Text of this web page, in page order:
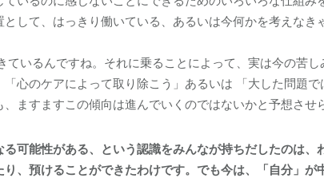
して、はっきり働いている、あるいは今何かを考えなき
いるんですね。それに乗ることによって、実は今の苦
心のケアによって取り除こう」あるいは 「大した問題
ますますこの傾向は進んでいくのではないかと予想させ
可能性がある、という認識をみんなが持ちだしたのは、
、預けることができたわけです。でも今は、「自分」